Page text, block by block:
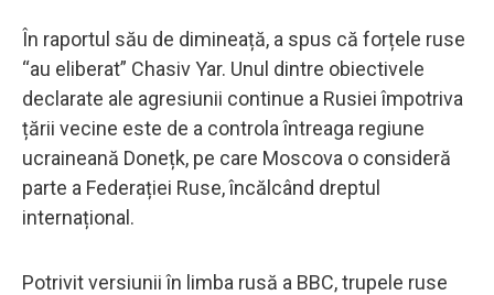
În raportul său de dimineață, a spus că forțele ruse
“au eliberat” Chasiv Yar. Unul dintre obiectivele
declarate ale agresiunii continue a Rusiei împotriva
țării vecine este de a controla întreaga regiune
ucraineană Donețk, pe care Moscova o consideră
parte a Federației Ruse, încălcând dreptul
internațional.
Potrivit versiunii în limba rusă a BBC, trupele ruse